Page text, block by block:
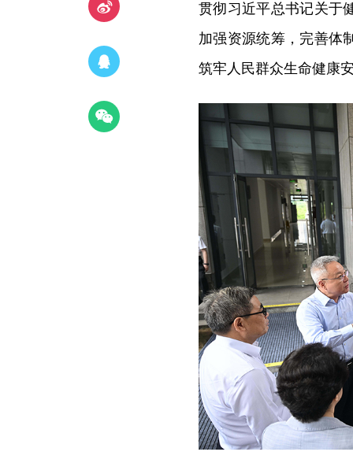
贯彻习近平总书记关于
加强资源统筹，完善体
筑牢人民群众生命健康